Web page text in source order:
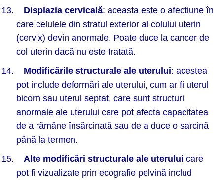
Displazia cervicală: aceasta este o afecțiune în
care celulele din stratul exterior al colului uterin
(cervix) devin anormale. Poate duce la cancer de
col uterin dacă nu este tratată.
Modificările structurale ale uterului: acestea
pot include deformări ale uterului, cum ar fi uterul
bicorn sau uterul septat, care sunt structuri
anormale ale uterului care pot afecta capacitatea
de a rămâne însărcinată sau de a duce o sarcină
până la termen.
Alte modificări structurale ale uterului care
pot fi vizualizate prin ecografie pelvină includ